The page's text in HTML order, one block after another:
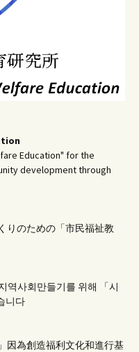
Education" for the
development through
りのための「市民福祉教
역사회만들기를 위해 「시
니다
因為創造福利文化和進行基